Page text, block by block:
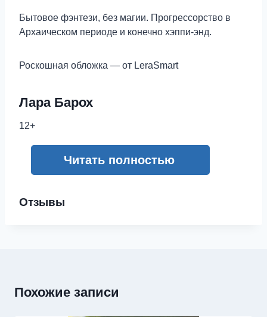
Бытовое фэнтези, без магии. Прогрессорство в
Архаическом периоде и конечно хэппи-энд.
Роскошная обложка — от LeraSmart
Лара Барох
12+
Читать полностью
Отзывы
Похожие записи